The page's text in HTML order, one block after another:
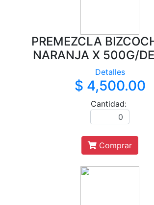
PREMEZCLA
NARANJA X 500G/
Detalles
$ 4,500.00
Cantidad:
Comprar